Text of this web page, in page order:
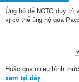
Ủng hộ để NCTG duy trì
vị có thể ủng hộ qua
Hoặc qua nhiều hình
xem tại đây.